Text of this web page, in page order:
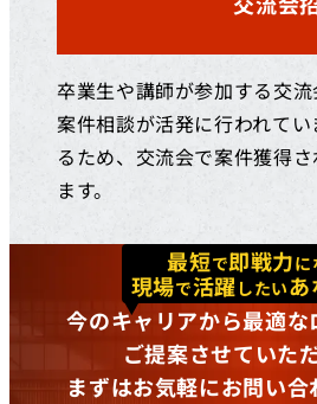
卒業生や講師が参加する交
案件相談が活発に行われて
るため、交流会で案件獲得
ます。
最短で即戦力に
現場で活躍 したいあ
今のキャリアから最適な
ご提案させていた
まずはお気軽にお問い合